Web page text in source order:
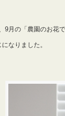
9月の「農園のお花
なりました。